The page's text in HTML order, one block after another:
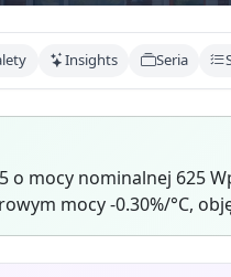
Insights Seria
o mocy nominalnej 625
mocy -0.30%/°C,